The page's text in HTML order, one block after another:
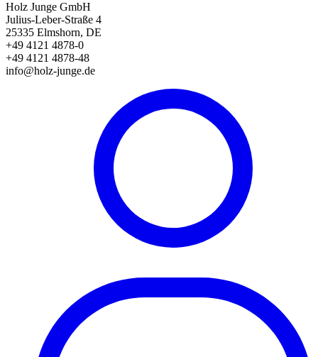
Holz Junge GmbH
Julius-Leber-Straße 4
25335 Elmshorn, DE
+49 4121 4878-0
+49 4121 4878-48
info@holz-junge.de